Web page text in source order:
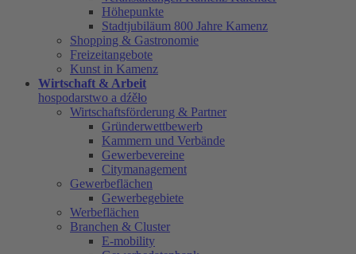
Höhepunkte
Stadtjubiläum 800 Jahre Kamenz
Shopping & Gastronomie
Freizeitangebote
Kunst in Kamenz
Wirtschaft & Arbeit
hospodarstwo a dźěło
Wirtschaftsförderung & Partner
Gründerwettbewerb
Kammern und Verbände
Gewerbevereine
Citymanagement
Gewerbeflächen
Gewerbegebiete
Werbeflächen
Branchen & Cluster
E-mobility